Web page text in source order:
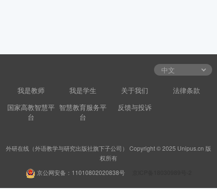
我是教师 我是学生 关于我们
法律条款
国家高教智慧平
台
智慧教育服务平
台
反馈与投诉
外研在线（外语教学与研究出版社旗下子公司） Copyright © 2025 Unipus.cn 版
权所有
京公网安备：11010802020838号